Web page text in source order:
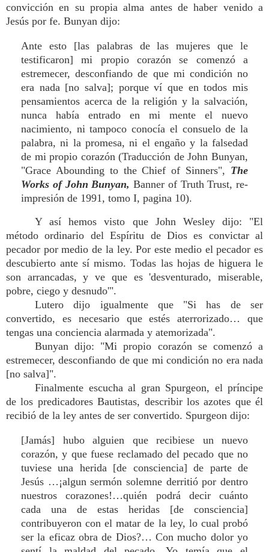
convicción en su propia alma antes de haber venido a
Jesús por fe. Bunyan dijo:
Ante esto [las palabras de las mujeres que le
testificaron] mi propio corazón se comenzó a
estremecer, desconfiando de que mi condición no
era nada [no salva]; porque ví que en todos mis
pensamientos acerca de la religión y la salvación,
nunca había entrado en mi mente el nuevo
nacimiento, ni tampoco conocía el consuelo de la
palabra, ni la promesa, ni el engaño y la falsedad
de mi propio corazón (Traducción de John Bunyan,
"Grace Abounding to the Chief of Sinners", The
Works of John Bunyan, Banner of Truth Trust, re-
impresión de 1991, tomo I, pagina 10).
Y así hemos visto que John Wesley dijo: "El
método ordinario del Espíritu de Dios es convictar al
pecador por medio de la ley. Por este medio el pecador es
descubierto ante sí mismo. Todas las hojas de higuera le
son arrancadas, y ve que es 'desventurado, miserable,
pobre, ciego y desnudo'".
Lutero dijo igualmente que "Si has de ser
convertido, es necesario que estés aterrorizado… que
tengas una conciencia alarmada y atemorizada".
Bunyan dijo: "Mi propio corazón se comenzó a
estremecer, desconfiando de que mi condición no era nada
[no salva]".
Finalmente escucha al gran Spurgeon, el príncipe
de los predicadores Bautistas, describir los azotes que él
recibió de la ley antes de ser convertido. Spurgeon dijo:
[Jamás] hubo alguien que recibiese un nuevo
corazón, y que fuese reclamado del pecado que no
tuviese una herida [de consciencia] de parte de
Jesús …¡algun sermón solemne derritió por dentro
nuestros corazones!…quién podrá decir cuánto
cada una de estas heridas [de consciencia]
contribuyeron con el matar de la ley, lo cual probó
ser la eficaz obra de Dios?… Con mucho dolor yo